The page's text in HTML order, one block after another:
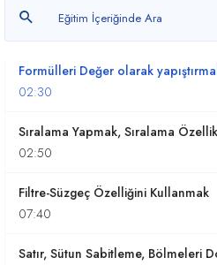
Özel Yapıştır
Formülleri Değer olarak
02:30
Sıralama Yapmak, Sıralama
02:50
Filtre-Süzgeç Özelliğini Kullanmak
07:40
Satır, Sütun Sabitleme, Bölmeleri